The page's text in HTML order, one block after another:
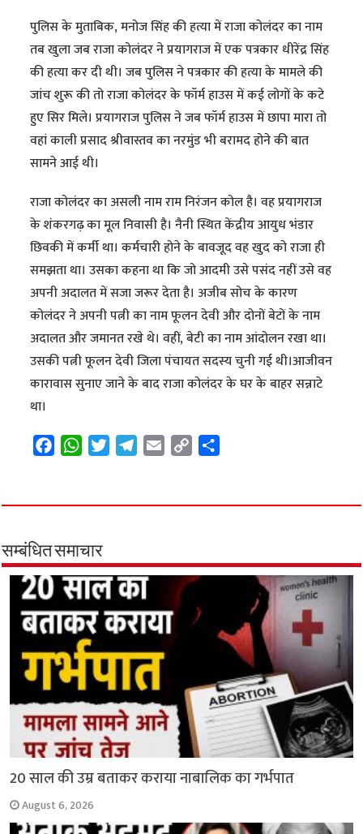
पुलिस के मुताबिक, मनोज सिंह की हत्या में राजा कोलंदर का नाम
तब खुला जब राजा कोलंदर ने प्रयागराज में एक पत्रकार धीरेंद्र सिंह
की हत्या कर दी थी। जब पुलिस ने पत्रकार की हत्या के मामले की
जांच शुरू की तो राजा कोलंदर के फॉर्म हाउस में कई लोगों के कटे
हुए सिर मिले। प्रयागराज पुलिस ने जब फॉर्म हाउस में छापा मारा तो
वहां काली प्रसाद श्रीवास्तव का नरमुंड भी बरामद होने की बात
सामने आई थी।
राजा कोलंदर का असली नाम राम निरंजन कोल है। वह प्रयागराज
के शंकरगढ़ का मूल निवासी है। नैनी स्थित केंद्रीय आयुध भंडार
छिवकी में कर्मी था। कर्मचारी होने के बावजूद वह खुद को राजा ही
समझता था। उसका कहना था कि जो आदमी उसे पसंद नहीं उसे वह
अपनी अदालत में सजा जरूर देता है। अजीब सोच के कारण
कोलंदर ने अपनी पत्नी का नाम फूलन देवी और दोनों बेटों के नाम
अदालत और जमानत रखे थे। वहीं, बेटी का नाम आंदोलन रखा था।
उसकी पत्नी फूलन देवी जिला पंचायत सदस्य चुनी गई थी।आजीवन
कारावास सुनाए जाने के बाद राजा कोलंदर के घर के बाहर सन्नाटे
था।
e
o
o
W
t
A
p
p
t
r
e
a
m
i
y
n
r
सम्बंधित समाचार
20 साल की उम्र बताकर कराया नाबालिक का गर्भपात
August 6, 2026